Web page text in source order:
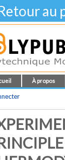
au
À propos